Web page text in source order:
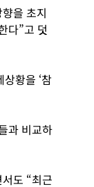
을 초지
다”고 덧
황을 ‘참
과 비교하
도 “최근